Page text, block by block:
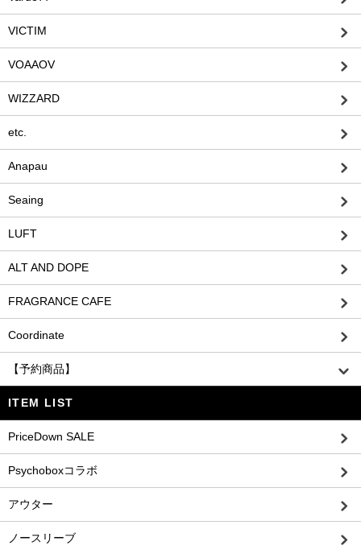
VICTIM
VOAAOV
WIZZARD
etc.
Anapau
Seaing
LUFT
ALT AND DOPE
FRAGRANCE CAFE
Coordinate
【予約商品】
ITEM LIST
PriceDown SALE
Psychoboxコラボ
アウター
ノースリーブ